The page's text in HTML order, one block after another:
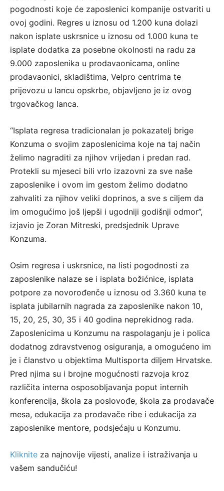
pogodnosti koje će zaposlenici kompanije ostvariti u
ovoj godini. Regres u iznosu od 1.200 kuna dolazi
nakon isplate uskrsnice u iznosu od 1.000 kuna te
isplate dodatka za posebne okolnosti na radu za
9.000 zaposlenika u prodavaonicama, online
prodavaonici, skladištima, Velpro centrima te
prijevozu u lancu opskrbe, objavljeno je iz ovog
trgovačkog lanca.
“Isplata regresa tradicionalan je pokazatelj brige
Konzuma o svojim zaposlenicima koje na taj način
želimo nagraditi za njihov vrijedan i predan rad.
Protekli su mjeseci bili vrlo izazovni za sve naše
zaposlenike i ovom im gestom želimo dodatno
zahvaliti za njihov veliki doprinos, a sve s ciljem da
im omogućimo još ljepši i ugodniji godišnji odmor”,
izjavio je Zoran Mitreski, predsjednik Uprave
Konzuma.
Osim regresa i uskrsnice, na listi pogodnosti za
zaposlenike nalaze se i isplata božićnice, isplata
potpore za novorođenče u iznosu od 3.360 kuna te
isplata jubilarnih nagrada za zaposlenike nakon 10,
15, 20, 25, 30, 35 i 40 godina neprekidnog rada.
Zaposlenicima u Konzumu na raspolaganju je i polica
dodatnog zdravstvenog osiguranja, a omogućeno im
je i članstvo u objektima Multisporta diljem Hrvatske.
Pred njima su i brojne mogućnosti razvoja kroz
različita interna osposobljavanja poput internih
konferencija, škola za poslovođe, škola za prodavače
mesa, edukacija za prodavače ribe i edukacija za
zaposlenike mentore, podsjećaju u Konzumu.
Kliknite za najnovije vijesti, analize i istraživanja u
vašem sandučiću!